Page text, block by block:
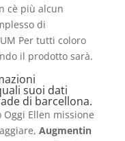
cè più alcun
di
Per tutti coloro
il prodotto sarà.
suoi dati
di barcellona.
Ellen missione
Augmentin